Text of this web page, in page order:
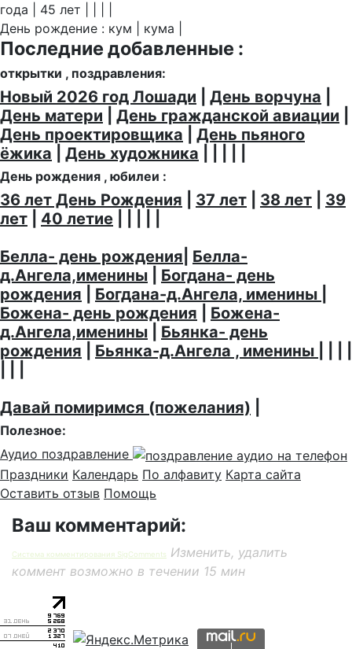
года | 45 лет | | | |
День рождение : кум | кума |
Последние добавленные :
открытки , поздравления:
Новый 2026 год Лошади День ворчуна
День матери
День гражданской авиации
День проектировщика
День пьяного
ёжика
День художника
День рождения , юбилеи :
36 лет День Рождения 37 лет 38 лет
39
лет
40 летие
Белла- день рождения Белла-
д.Ангела,именины
Богдана- день
рождения
Богдана-д.Ангела, именины
Божена- день рождения
Божена-
д.Ангела,именины
Бьянка- день
рождения
Бьянка-д.Ангела , именины
Давай помиримся (пожелания)
Полезное:
Аудио поздравление
Праздники Календарь По алфавиту Карта сайта
Оставить отзыв Помощь
Ваш комментарий:
Система комментирования SigComments
Изменить, удалить
коммент возможно в течении 15 мин